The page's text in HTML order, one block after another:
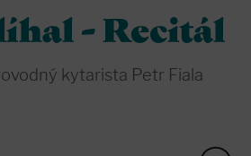
- Recitál
kytarista Petr Fiala